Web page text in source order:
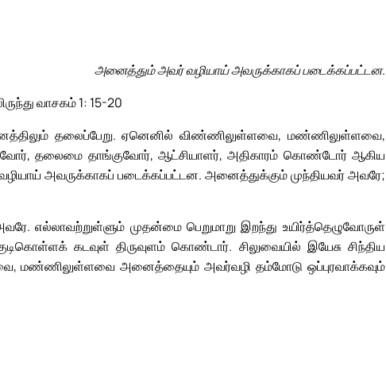
அனைத்தும் அவர் வழியாய் அவருக்காகப் படைக்கப்பட்டன.
வாசகம் 1: 15-20
தலைப்பேறு. ஏனெனில் விண்ணிலுள்ளவை, மண்ணிலுள்ளவை,
தலைமை தாங்குவோர், ஆட்சியாளர், அதிகாரம் கொண்டோர் ஆகிய
அவருக்காகப் படைக்கப்பட்டன. அனைத்துக்கும் முந்தியவர் அவரே;
எல்லாவற்றுள்ளும் முதன்மை பெறுமாறு இறந்து உயிர்த்தெழுவோருள்
கடவுள் திருவுளம் கொண்டார். சிலுவையில் இயேசு சிந்திய
மண்ணிலுள்ளவை அனைத்தையும் அவர்வழி தம்மோடு ஒப்புரவாக்கவும்